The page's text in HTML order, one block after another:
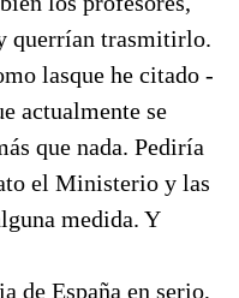
querrían trasmitirlo.
lasque he citado -
actualmente se
que nada. Pediría
el Ministerio y las
medida. Y
de España en serio,